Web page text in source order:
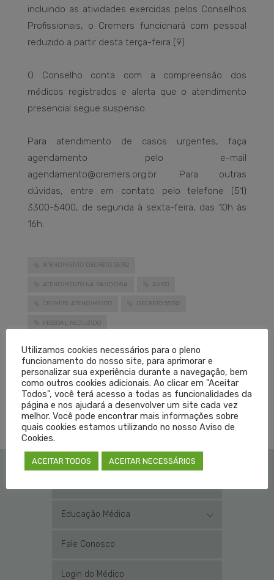
incluindo as atividades exercidas pelos Conselhos
Profissionais, o Cremers funcionará com pessoal
reduzido a partir desta terça-feira (9).
O Conselho conta com a compreensão dos
médicos registrados e alerta que o atendimento
presencial segue suspenso.
Para atendimento de casos urgentes, faça
agendamento pelo e-mail
agendamento@cremers.org.br. Para outras
dúvidas, entre em contato pelo telefone (51)
3300-5400, de segunda à sexta-feira, das 10h às
16h.
ATENDIMENTO DECRETO 55782
ATENDIMENTO NA PANDEMIA AVISO
CREMERS ATENDIMENTO DECRETO 55782
PESSOAL REDUZIDO
PUBLICADO EM CORONAVÍRUS,DESTAQUES, NOTÍCIAS SEM COMENTÁRIOS
Educação Médica
Fale Conosco
Login do Médico
Utilizamos cookies necessários para o pleno
funcionamento do nosso site, para aprimorar e
personalizar sua experiência durante a navegação, bem
como outros cookies adicionais. Ao clicar em "Aceitar
Todos", você terá acesso a todas as funcionalidades da
página e nos ajudará a desenvolver um site cada vez
melhor. Você pode encontrar mais informações sobre
quais cookies estamos utilizando no nosso Aviso de
Cookies.
ACEITAR TODOS ACEITAR NECESSÁRIOS